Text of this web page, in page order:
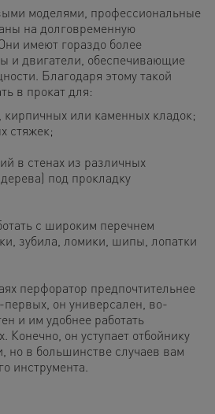
моделями, профессиональные
на долговременную
имеют гораздо более
и двигатели, обеспечивающие
Благодаря этому такой
в прокат для:
кирпичных или каменных кладок;
стяжек;
в стенах из различных
под прокладку
с широким перечнем
зубила, ломики, шипы, лопатки
перфоратор предпочтительнее
первых, он универсален, во-
и им удобнее работать
Конечно, он уступает отбойнику
но в большинстве случаев вам
инструмента.